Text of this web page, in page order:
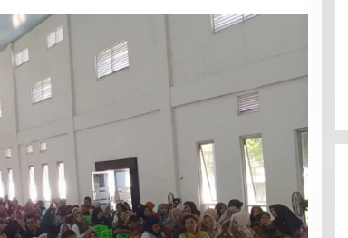
Himpunan Wanita UNPARI Salurkan
Bantuan bagi Korban Kebakaran
di Jawa Kanan SS
Di PGRI